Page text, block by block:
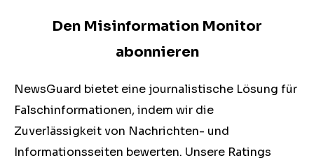
Den Misinformation Monitor
abonnieren
NewsGuard bietet eine journalistische Lösung für
Falschinformationen, indem wir die
Zuverlässigkeit von Nachrichten- und
Informationsseiten bewerten. Unsere Ratings